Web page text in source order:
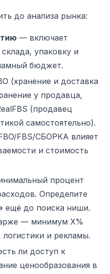
до анализа рынка:
— включает
упаковку и
бюджет.
(хранение и доставка
у продавца,
(продавец
самостоятельно).
FBS/СБОРКА влияет
и стоимость
процент
Определите
ещё до поиска ниши.
— минимум X%
и рекламы.
ли доступ к
ценообразования в